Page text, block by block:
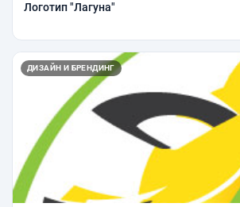
Логотип "Лагуна"
ДИЗАЙН И БРЕНДИНГ